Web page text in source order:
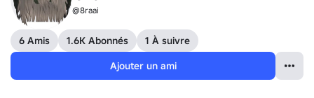
@8raai
6 Amis 1.6K Abonnés
1 À suivre
Ajouter un ami